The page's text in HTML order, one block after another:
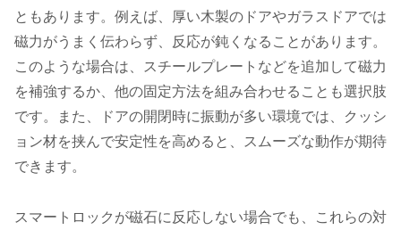
ともあります。例えば、厚い木製のドアやガラスドアでは
磁力がうまく伝わらず、反応が鈍くなることがあります。
このような場合は、スチールプレートなどを追加して磁力
を補強するか、他の固定方法を組み合わせることも選択肢
です。また、ドアの開閉時に振動が多い環境では、クッシ
ョン材を挟んで安定性を高めると、スムーズな動作が期待
できます。
スマートロックが磁石に反応しない場合でも、これらの対